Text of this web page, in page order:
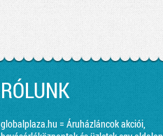
RÓLUNK
globalplaza.hu = Áruházláncok akciói,